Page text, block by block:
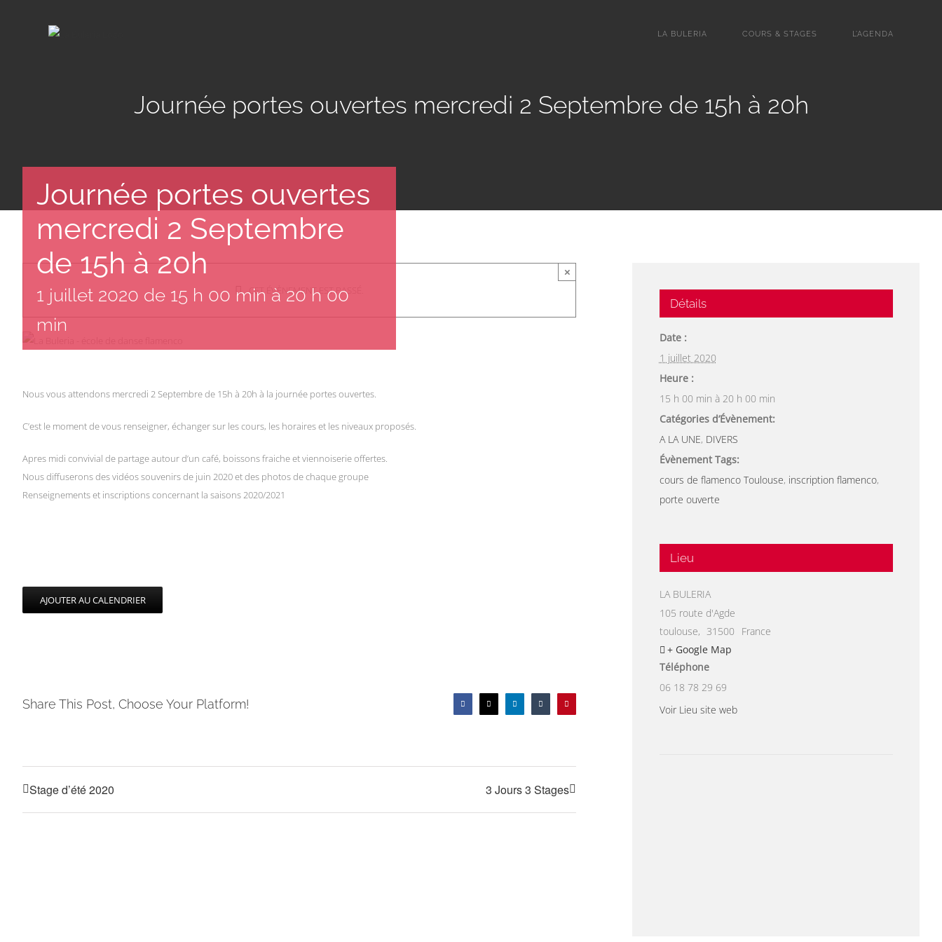
LA BULERIA COURS & STAGES L’AGENDA
Journée portes ouvertes mercredi 2 Septembre de 15h à 20h
CET ÉVÈNEMENT EST PASSÉ.
×
Journée portes ouvertes
mercredi 2 Septembre
de 15h à 20h
1 juillet 2020 de 15 h 00 min à 20 h 00
min
Nous vous attendons mercredi 2 Septembre de 15h à 20h à la journée portes ouvertes.
C’est le moment de vous renseigner, échanger sur les cours, les horaires et les niveaux proposés.
Apres midi convivial de partage autour d’un café, boissons fraiche et viennoiserie offertes.
Nous diffuserons des vidéos souvenirs de juin 2020 et des photos de chaque groupe
Renseignements et inscriptions concernant la saisons 2020/2021
AJOUTER AU CALENDRIER
Share This Post, Choose Your Platform! FacebookX LinkedInTumblr Pinterest
Stage d’été 2020 3 Jours 3 Stages
Détails
Date :
1 juillet 2020
Heure :
15 h 00 min à 20 h 00 min
Catégories d’Évènement:
A LA UNE, DIVERS
Évènement Tags:
cours de flamenco Toulouse, inscription flamenco,
porte ouverte
Lieu
LA BULERIA
105 route d'Agde
toulouse, 31500
France
+ Google Map
Téléphone
06 18 78 29 69
Voir Lieu site web